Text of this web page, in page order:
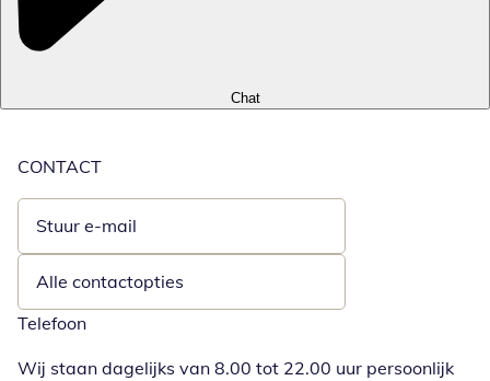
Chat
CONTACT
Stuur e-mail
Opent e-mailclient
Alle contactopties
Telefoon
Wij staan dagelijks van 8.00 tot 22.00 uur persoonlijk